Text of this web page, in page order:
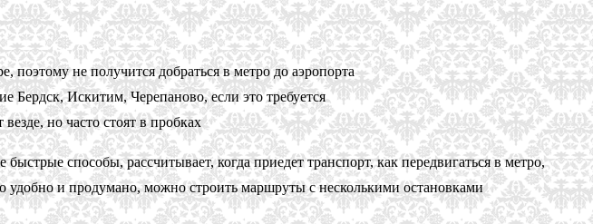
поэтому не получится добраться в метро до аэропорта
Бердск, Искитим, Черепаново, если это требуется
но часто стоят в пробках
способы, рассчитывает, когда приедет транспорт, как передвигаться в метро,
удобно и продумано, можно строить маршруты с несколькими остановками